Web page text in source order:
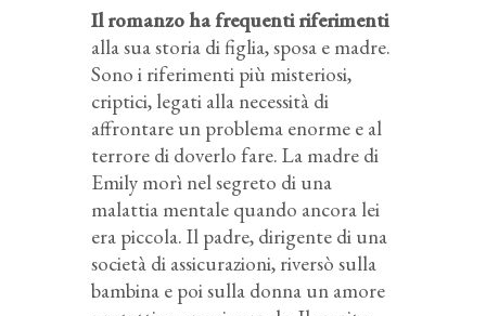
Il romanzo ha frequenti riferimenti
alla sua storia di figlia, sposa e madre.
Sono i riferimenti più misteriosi,
criptici, legati alla necessità di
affrontare un problema enorme e al
terrore di doverlo fare. La madre di
Emily morì nel segreto di una
malattia mentale quando ancora lei
era piccola. Il padre, dirigente di una
società di assicurazioni, riversò sulla
bambina e poi sulla donna un amore